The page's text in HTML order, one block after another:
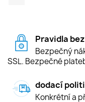
Pravidla
Bezpečný
SSL. Bezpečné
dodací
Konkrétní a